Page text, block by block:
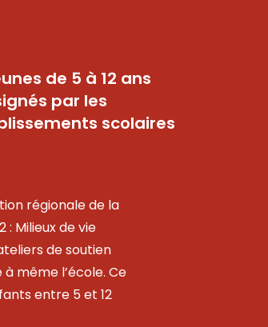
de 5 à 12 ans
par les
scolaires
régionale de la
: Milieux de vie
de soutien
même l’école. Ce
entre 5 et 12